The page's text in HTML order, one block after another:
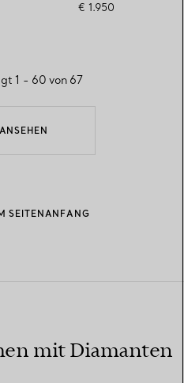
€ 1.950
1 - 60 von 67
SEITENANFANG
mit Diamanten